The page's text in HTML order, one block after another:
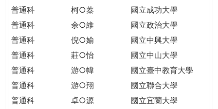
格。r
e
普通科
柯○蓁
國立成功大學
普通科
余○維
國立政治大學
普通科
倪○媮
國立中興大學
普通科
莊○怡
國立中山大學
普通科
游○幃
國立臺中教育大學
普通科
游○翔
國立聯合大學
普通科
卓○源
國立宜蘭大學